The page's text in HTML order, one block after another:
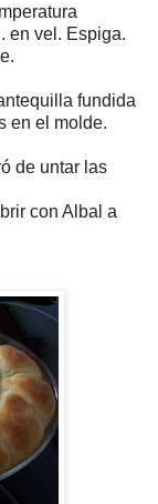
en vel. Espiga.
fundida
en el molde.
de untar las
con Albal a